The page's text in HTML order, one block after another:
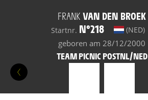
FRANK VAN DEN BROEK
Startnr. N°218 (NED)
geboren am 28/12/2000
TEAM PICNIC POSTNL/NED